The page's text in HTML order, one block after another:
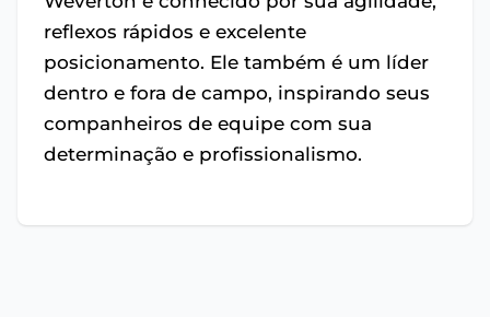
reflexos rápidos e excelente
posicionamento. Ele também é um líder
dentro e fora de campo, inspirando seus
companheiros de equipe com sua
determinação e profissionalismo.